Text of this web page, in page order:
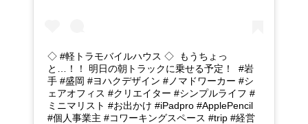
◇ #軽トラモバイルハウス ◇ もうちょっ
と…！！ 明日の朝トラックに乗せる予定！ #岩
手 #盛岡 #ヨハクデザイン #ノマドワーカー #シ
ェアオフィス #クリエイター #シンプルライフ #
ミニマリスト #お出かけ #iPadpro #ApplePencil
#個人事業主 #コワーキングスペース #trip #経営